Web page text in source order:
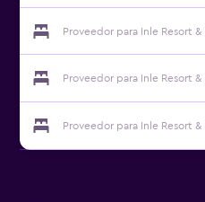
Proveedor para Inle Resort &
Proveedor para Inle Resort &
Proveedor para Inle Resort &